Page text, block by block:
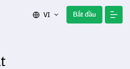
VI Bắt đầu